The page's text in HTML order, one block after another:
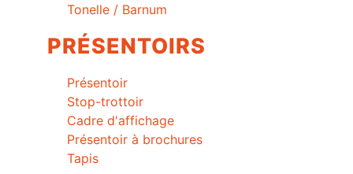
Tonelle / Barnum
PRÉSENTOIRS
Présentoir
Stop-trottoir
Cadre d'affichage
Présentoir à brochures
Tapis